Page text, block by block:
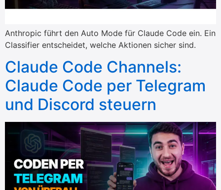
Anthropic führt den Auto Mode für Claude Code ein. Ein
Classifier entscheidet, welche Aktionen sicher sind.
Claude Code Channels:
Claude Code per Telegram
und Discord steuern